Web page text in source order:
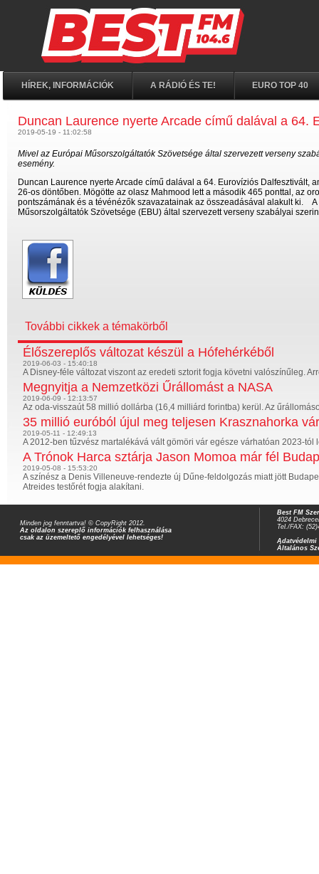
HÍREK, INFORMÁCIÓK A RÁDIÓ ÉS TE! EURO TOP 40
Duncan Laurence nyerte Arcade című dalával a 64.
2019-05-19 - 11:02:58
Mivel az Európai Műsorszolgáltatók Szövetsége által szervezett verseny
esemény.
Duncan Laurence nyerte Arcade című dalával a 64. Eurovíziós
26-os döntőben. Mögötte az olasz Mahmood lett a második 465 ponttal, az
pontszámának és a tévénézők szavazatainak az összeadásával alakult ki.
Műsorszolgáltatók Szövetsége (EBU) által szervezett verseny szabályai
További cikkek a témakörből
Élőszereplős változat készül a Hófehérkéből
2019-06-03 - 15:40:18
A Disney-féle változat viszont az eredeti sztorit fogja követni valószínűleg.
Megnyitja a Nemzetközi Űrállomást a NASA
2019-06-09 - 12:13:57
Az oda-visszaút 58 millió dollárba (16,4 milliárd forintba) kerül. Az
35 millió euróból újul meg teljesen Krasznahorka
2019-05-11 - 12:49:13
A 2012-ben tűzvész martalékává vált gömöri vár egésze várhatóan 2023-tól
A Trónok Harca sztárja Jason Momoa már fél
2019-05-08 - 15:53:20
A színész a Denis Villeneuve-rendezte új Dűne-feldolgozás miatt jött
Atreides testőrét fogja alakítani.
Minden jog fenntartva! © CopyRight 2012.
Az oldalon szereplő információk felhasználása
csak az üzemeltető engedélyével lehetséges!
Best FM
4024
Tel./FAX:
Adatvédelmi
Általános